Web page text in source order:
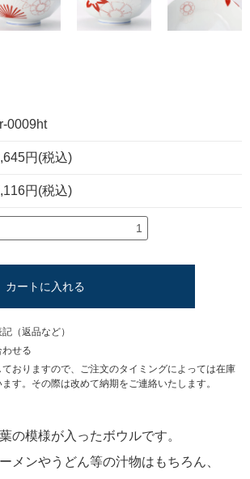
0009ht
円(税込)
円(税込)
カートに入れる
（返品など）
せる
おりますので、ご注文のタイミングによっては在庫
す。その際は改めて納期をご連絡いたします。
の模様が入ったボウルです。
メンやうどん等の汁物はもちろん、